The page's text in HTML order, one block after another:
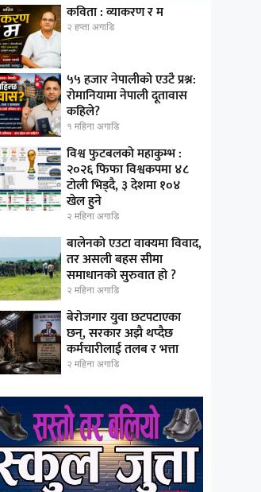
कविता : व्याकरण र म
२ हप्ता अगाडि
५५ हजार नेपालीको एउटै प्रश्न:
रोमानियामा नेपाली दूतावास
कहिले?
१ महिना अगाडि
विश्व फुटबलको महाकुम्भ :
२०२६ फिफा विश्वकपमा ४८
टोली भिड्दै, ३ देशमा १०४
खेल हुने
२ महिना अगाडि
बालेनको एउटा वाक्यमा विवाद,
तर असली बहस सीमा
समाधानको सुरुवात हो ?
२ महिना अगाडि
बेरोजगार युवा छटपटाएका
छन्, सरकार अझै थप्दैछ
कर्मचारीलाई तलब र भत्ता
२ महिना अगाडि